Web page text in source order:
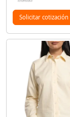
Solicitar cotización